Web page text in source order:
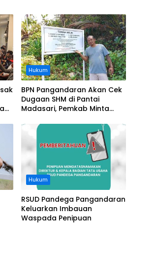
Hukum
BPN Pangandaran Akan Cek
Dugaan SHM di Pantai
Madasari, Pemkab Minta
Hukum
RSUD Pandega Pangandaran
Keluarkan Imbauan
Waspada Penipuan